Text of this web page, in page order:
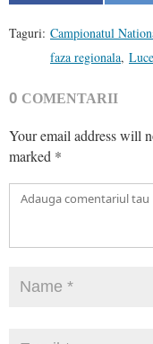
Taguri: Campionatul
faza regionala,
0 COMENTARII
Your email address will
marked *